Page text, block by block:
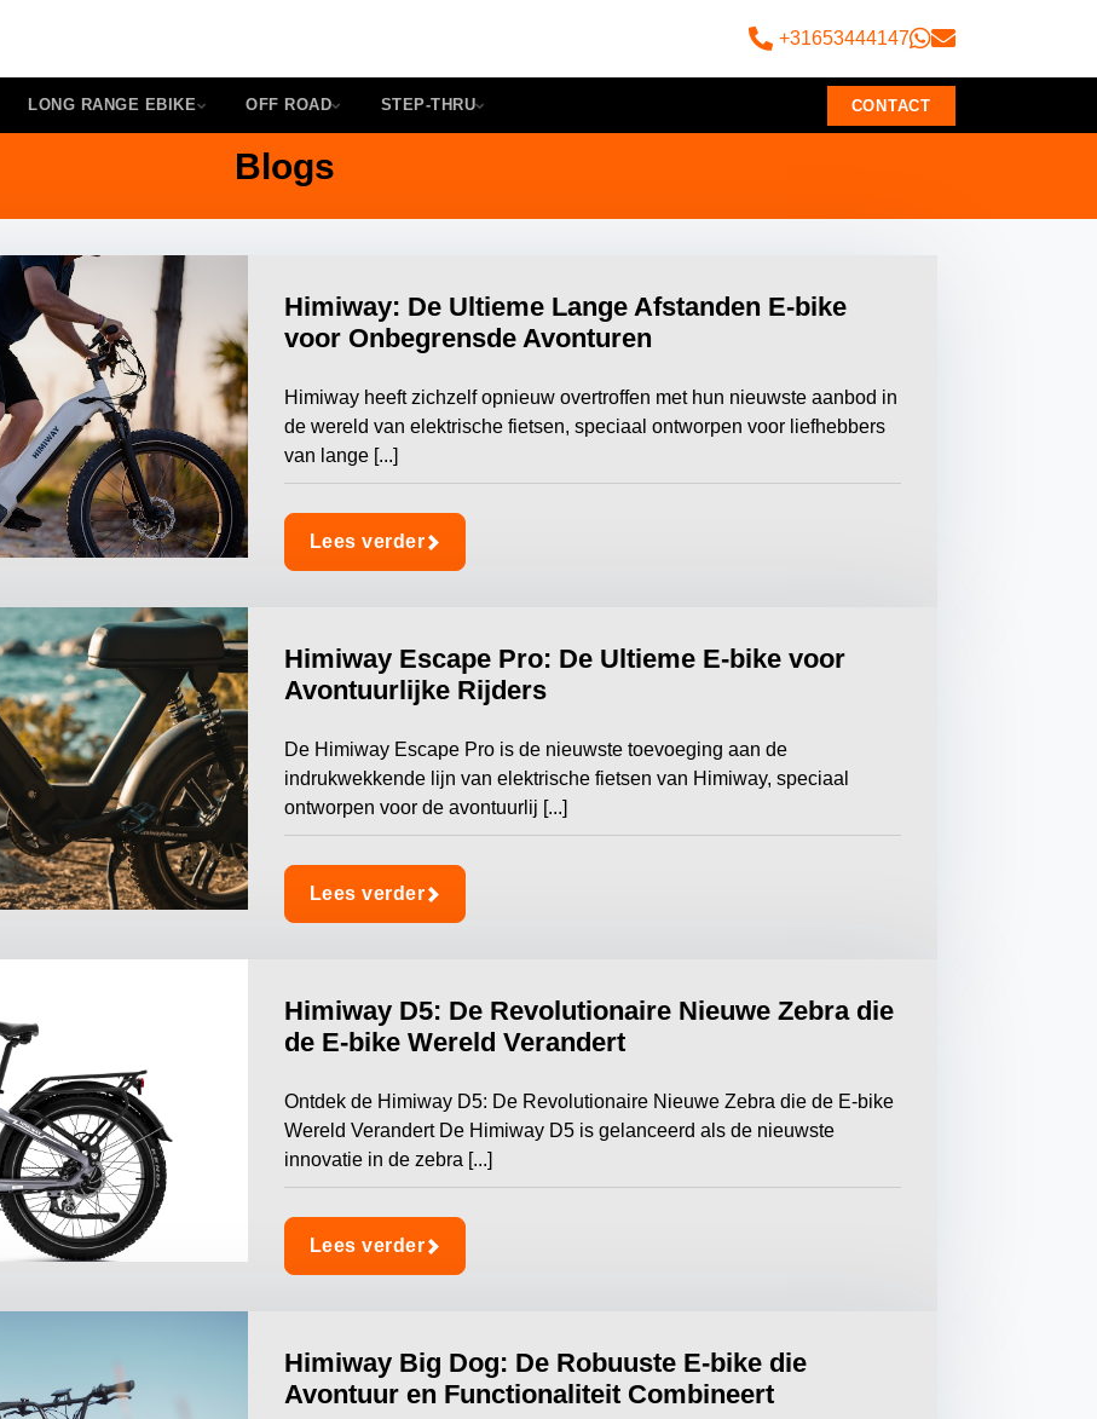
+31653444147
LONG RANGE EBIKE OFF ROAD STEP-THRU CONTACT
Blogs
Himiway: De Ultieme Lange Afstanden E-bike
voor Onbegrensde Avonturen
Himiway heeft zichzelf opnieuw overtroffen met hun nieuwste aanbod in
de wereld van elektrische fietsen, speciaal ontworpen voor liefhebbers
van lange [...]
Lees verder
Himiway Escape Pro: De Ultieme E-bike voor
Avontuurlijke Rijders
De Himiway Escape Pro is de nieuwste toevoeging aan de
indrukwekkende lijn van elektrische fietsen van Himiway, speciaal
ontworpen voor de avontuurlij [...]
Lees verder
Himiway D5: De Revolutionaire Nieuwe Zebra die
de E-bike Wereld Verandert
Ontdek de Himiway D5: De Revolutionaire Nieuwe Zebra die de E-bike
Wereld Verandert De Himiway D5 is gelanceerd als de nieuwste
innovatie in de zebra [...]
Lees verder
Himiway Big Dog: De Robuuste E-bike die
Avontuur en Functionaliteit Combineert